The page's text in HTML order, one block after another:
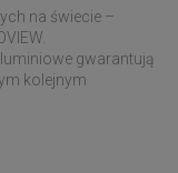
na świecie –
gwarantują
kolejnym